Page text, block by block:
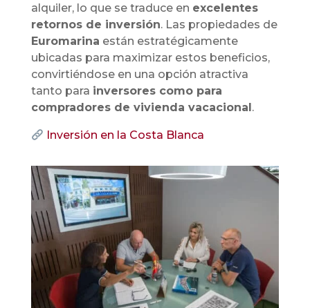
alquiler, lo que se traduce en excelentes
retornos de inversión. Las propiedades de
Euromarina están estratégicamente
ubicadas para maximizar estos beneficios,
convirtiéndose en una opción atractiva
tanto para inversores como para
compradores de vivienda vacacional.
Inversión en la Costa Blanca